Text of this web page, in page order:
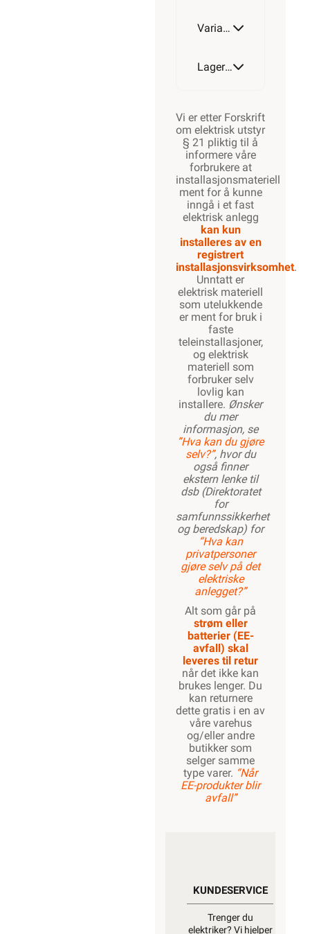
Varianter av artikkel
Lagerstatus
Vi er etter Forskrift
om elektrisk utstyr
§ 21 pliktig til å
informere våre
forbrukere at
installasjonsmateriell
ment for å kunne
inngå i et fast
elektrisk anlegg
kan kun
installeres av en
registrert
installasjonsvirksomhet.
Unntatt er
elektrisk materiell
som utelukkende
er ment for bruk i
faste
teleinstallasjoner,
og elektrisk
materiell som
forbruker selv
lovlig kan
installere. Ønsker
du mer
informasjon, se
”Hva kan du gjøre
selv?”, hvor du
også finner
ekstern lenke til
dsb (Direktoratet
for
samfunnssikkerhet
og beredskap) for
“Hva kan
privatpersoner
gjøre selv på det
elektriske
anlegget?”
Alt som går på
strøm eller
batterier (EE-
avfall) skal
leveres til retur
når det ikke kan
brukes lenger. Du
kan returnere
dette gratis i en av
våre varehus
og/eller andre
butikker som
selger samme
type varer. “Når
EE-produkter blir
avfall”
KUNDESERVICE
Trenger du
elektriker? Vi hjelper